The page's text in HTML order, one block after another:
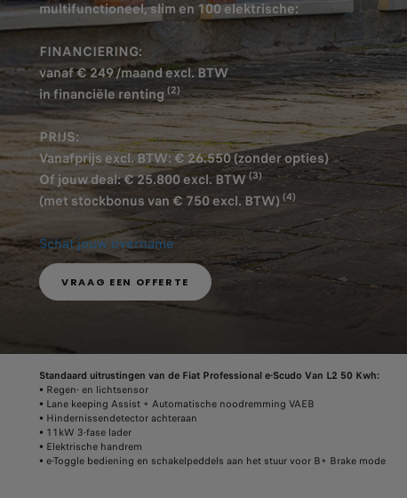
multifunctioneel, slim en 100 elektrische:
FINANCIERING:
vanaf € 249 /maand excl. BTW
in financiële renting(2)
PRIJS:
Vanafprijs excl. BTW: € 26.550 (zonder opties)
Of jouw deal: € 25.800 excl. BTW(3)
(met stockbonus van € 750 excl. BTW) (4)
Schat jouw overname
VRAAG EEN OFFERTE
Standaard uitrustingen van de Fiat Professional e-Scudo Van L2 50 Kwh:
• Regen- en lichtsensor
• Lane keeping Assist + Automatische noodremming VAEB
• Hindernissendetector achteraan
• 11kW 3-fase lader
• Elektrische handrem
• e-Toggle bediening en schakelpeddels aan het stuur voor B+ Brake mode